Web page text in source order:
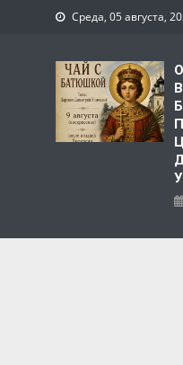
Среда, 05 августа,